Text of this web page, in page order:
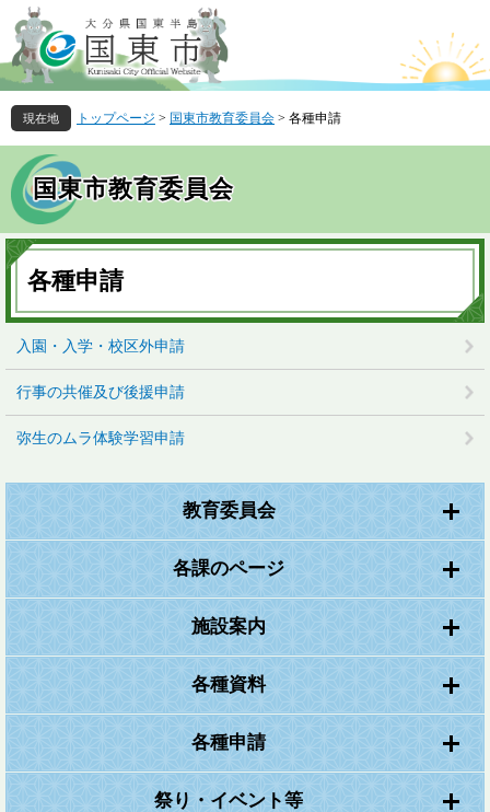
ー
ジ
の
先
頭
で
。
ニ
ュ
ー
を
飛
ば
て
文
へ
トップページ > 国東市教育委員会 > 各種申請
国東市教育委員会
本
文
各種申請
入園・入学・校区外申請
行事の共催及び後援申請
弥生のムラ体験学習申請
教育委員会
各課のページ
施設案内
各種資料
各種申請
祭り・イベント等